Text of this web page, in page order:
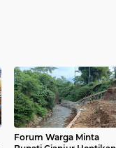
Forum Warga Minta